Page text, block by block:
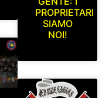
PROPRIETARI
SIAMO
NOI!